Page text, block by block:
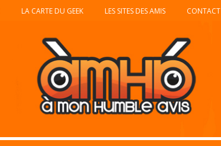
LA CARTE DU GEEK LES SITES DES AMIS CONTACT